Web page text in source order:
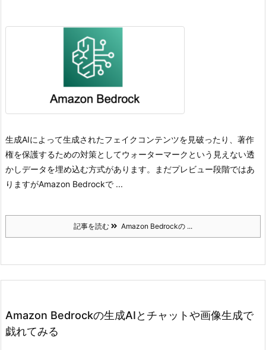
生成AIによって生成されたフェイクコンテンツを見破ったり、著作
権を保護するための対策としてウォーターマークという見えない透
かしデータを埋め込む方式があります。
まだプレビュー段階ではあ
りますがAmazon Bedrockで ...
記事を読む Amazon Bedrockの ...
Amazon Bedrockの生成AIとチャットや画像生成で
戯れてみる